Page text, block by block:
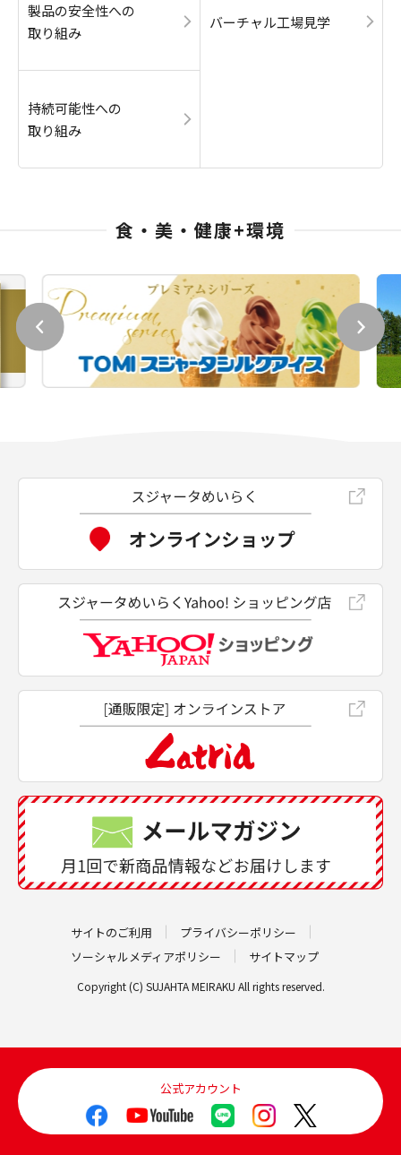
製品の安全性への
取り組み
バーチャル工場見学
持続可能性への
取り組み
食・美・健康+環境
サイトのご利用
プライバシーポリシー
ソーシャルメディアポリシー
サイトマップ
Copyright (C) SUJAHTA MEIRAKU All rights reserved.
公式アカウント